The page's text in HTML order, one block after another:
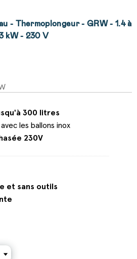
- Thermoplongeur - GRW - 1.4 à
kW - 230 V
300 litres
les ballons inox
230V
et sans outils